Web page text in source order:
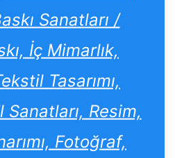
Sanatları /
İç Mimarlık,
Tasarımı,
Sanatları, Resim,
Fotoğraf,